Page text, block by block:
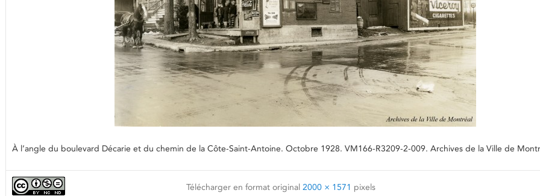
À l’angle du boulevard Décarie et du chemin de la Côte-Saint-Antoine. Octobre 1928. VM166-R3209-2-009. Archives de la Ville de
Télécharger en format original 2000 × 1571 pixels